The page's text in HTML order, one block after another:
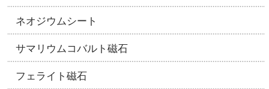
ネオジウムシート
サマリウムコバルト磁石
フェライト磁石